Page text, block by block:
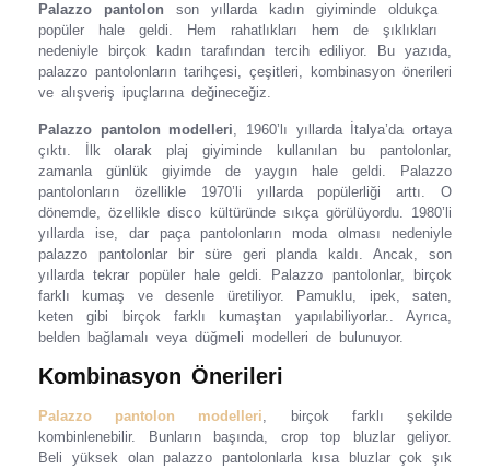
Palazzo pantolon son yıllarda kadın giyiminde oldukça
popüler hale geldi. Hem rahatlıkları hem de şıklıkları
nedeniyle birçok kadın tarafından tercih ediliyor. Bu yazıda,
palazzo pantolonların tarihçesi, çeşitleri, kombinasyon önerileri
ve alışveriş ipuçlarına değineceğiz.
Palazzo pantolon modelleri, 1960’lı yıllarda İtalya’da ortaya
çıktı. İlk olarak plaj giyiminde kullanılan bu pantolonlar,
zamanla günlük giyimde de yaygın hale geldi. Palazzo
pantolonların özellikle 1970’li yıllarda popülerliği arttı. O
dönemde, özellikle disco kültüründe sıkça görülüyordu. 1980’li
yıllarda ise, dar paça pantolonların moda olması nedeniyle
palazzo pantolonlar bir süre geri planda kaldı. Ancak, son
yıllarda tekrar popüler hale geldi. Palazzo pantolonlar, birçok
farklı kumaş ve desenle üretiliyor. Pamuklu, ipek, saten,
keten gibi birçok farklı kumaştan yapılabiliyorlar.. Ayrıca,
belden bağlamalı veya düğmeli modelleri de bulunuyor.
Kombinasyon Önerileri
Palazzo pantolon modelleri, birçok farklı şekilde
kombinlenebilir. Bunların başında, crop top bluzlar geliyor.
Beli yüksek olan palazzo pantolonlarla kısa bluzlar çok şık